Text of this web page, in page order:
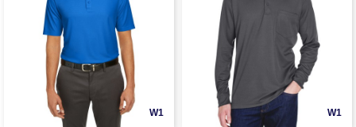
W1 W1